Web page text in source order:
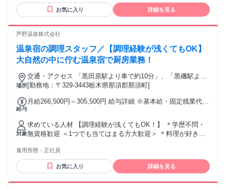
たい方 ーーーーーーーーーーーーーーーーーーーーー 経験者
歓迎｜ブランク歓迎｜店長｜マネージャー フリーター歓迎｜
代活躍中｜ ーーーーーーーーーーーーーーーーーーーーー
お気に入り 詳細を見る
芦野温泉株式会社
温泉宿の調理スタッフ／【調理経験が浅くてもOK】
大自然の中に佇む温泉宿で厨房業務！
場所
交通・アクセス 「黒田原駅より車で約10分」、「黒磯駅より
車で約20分」
[勤務地：〒329-3443栃木県那須郡那須町]
給与
月給266,500円～305,500円 給与詳細 ※基本給・固定残業代の
あり 1ヶ月あたり6万500円 〜 6万9500円（固定残業時間：1ヶ
月あたり40時間） 固定残業時間を超えた勤務時間については
別途残業代を支給する 【一律手当】 全員に一律で支払われる
通勤・皆勤・家族手当金額：なし 全員に一律で支払われるそ
1回） 賞与あり（年2回） 交通費支給(月上限1万円)
対象
求めている人材 【調理経験が浅くてもOK！】 ＊学歴不問・
無資格歓迎 ＜1つでも当てはまる方大歓迎＞ ＊料理が好きな
で腰を据えて長く働きたい方 もちろん、調理経験者の方や、
調理師免許保有者の方は大歓迎！ －－－－－－－－－－－－
－－－－－－－－ ＜以下の様な経験も活かせます！＞ [宿泊
雇用形態： 正社員
お気に入り 詳細を見る